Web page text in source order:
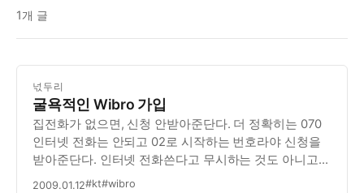
1개 글
넋두리
굴욕적인 Wibro 가입
집전화가 없으면, 신청 안받아준단다. 더 정확히는 070
인터넷 전화는 안되고 02로 시작하는 번호라야 신청을
받아준단다. 인터넷 전화쓴다고 무시하는 것도 아니고…
조금 서럽네… 지금은 프로모션 기간이라 19,800원에
2009.01.12#kt#wibro